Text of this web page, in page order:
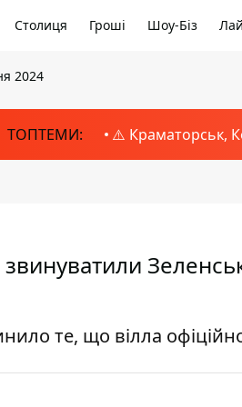
Столиця Гроші Шоу-Біз
2024
ТОПТЕМИ: ⚠️ Краматорськ,
те, що вілла